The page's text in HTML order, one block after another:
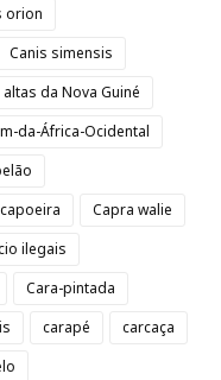
orion
Canis simensis
da Nova Guiné
da-África-Ocidental
capoeira
Capra walie
ilegais
Cara-pintada
carapé
carcaça